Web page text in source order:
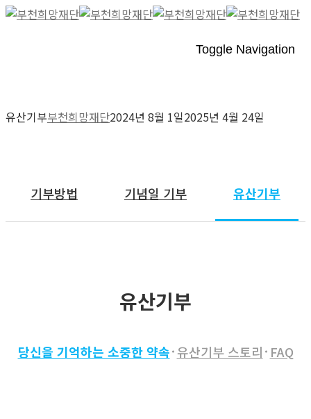
Toggle Navigation
유산기부부천희망재단2024년 8월 1일2025년 4월 24일
기부방법 기념일 기부 유산기부
유산기부
당신을 기억하는 소중한 약속 유산기부 스토리 FAQ